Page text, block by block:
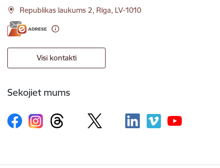
Republikas laukums 2, Rīga, LV-1010
Visi kontakti
Sekojiet mums